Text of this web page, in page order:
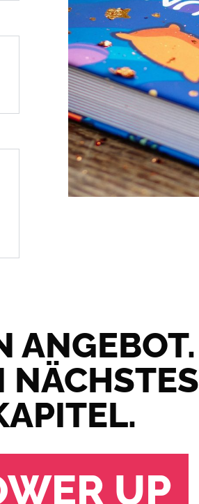
ANGEBOT.
NÄCHSTES
UP